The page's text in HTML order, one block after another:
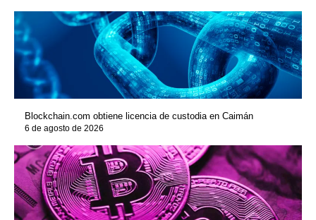
Blockchain.com obtiene licencia de custodia en Caimán
6 de agosto de 2026